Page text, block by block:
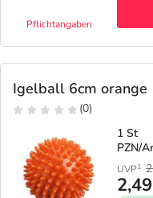
Pflichtangaben
Igelball 6cm orange
(0)
1 St
PZN/
UVP1